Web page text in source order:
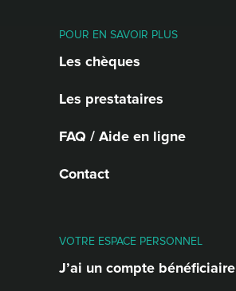
POUR EN SAVOIR PLUS
Les chèques
Les prestataires
FAQ / Aide en ligne
Contact
VOTRE ESPACE PERSONNEL
J’ai un compte bénéficiaire